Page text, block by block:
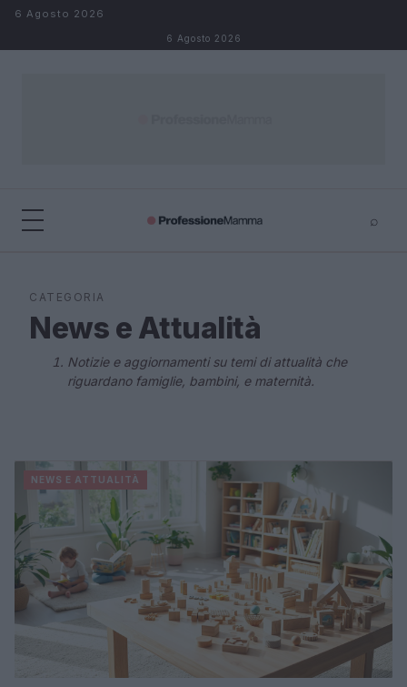
Salta al contenuto
6 Agosto 2026
6 Agosto 2026
⌕
CATEGORIA
News e Attualità
Notizie e aggiornamenti su temi di attualità che
riguardano famiglie, bambini, e maternità.
NEWS E ATTUALITÀ